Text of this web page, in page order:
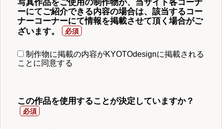
写真作品をご使用の制作物が、当サイト各コーナ
ーにてご紹介できる内容の場合は、該当するコー
ナーコーナーにて情報を掲載させて頂く場合がご
ざいます。
制作物に掲載の内容がKYOTOdesignに掲載される
ことに同意する
この作品を使用することが決定していますか？